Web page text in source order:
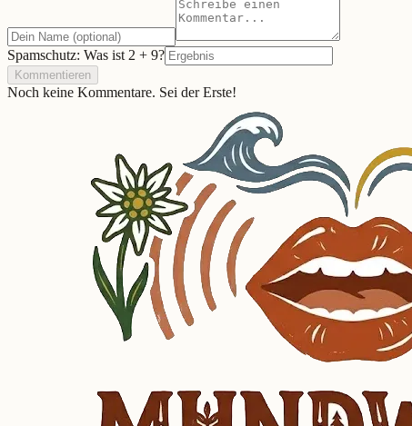
Spamschutz: Was ist 2 + 9?
Kommentieren
Noch keine Kommentare. Sei der Erste!